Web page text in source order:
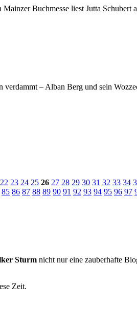
Buchmesse liest Jutta Schubert
– Alban Berg und sein
22 23 24 25 26 27 28 29 30 31 32 33 34
85 86 87 88 89 90 91 92 93 94 95 96 97
Sturm nicht nur eine zauberhafte
Zeit.